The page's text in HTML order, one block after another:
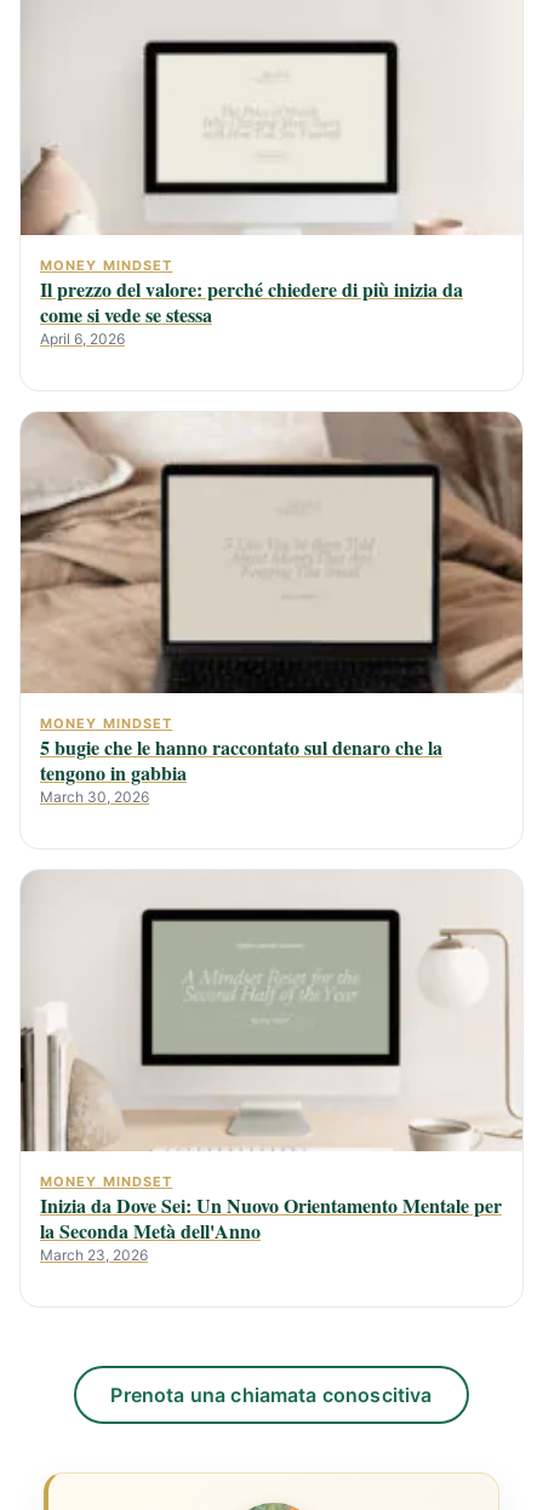
MONEY MINDSET
Il prezzo del valore: perché chiedere di più inizia da
come si vede se stessa
April 6, 2026
MONEY MINDSET
5 bugie che le hanno raccontato sul denaro che la
tengono in gabbia
March 30, 2026
MONEY MINDSET
Inizia da Dove Sei: Un Nuovo Orientamento Mentale per
la Seconda Metà dell'Anno
March 23, 2026
Prenota una chiamata conoscitiva